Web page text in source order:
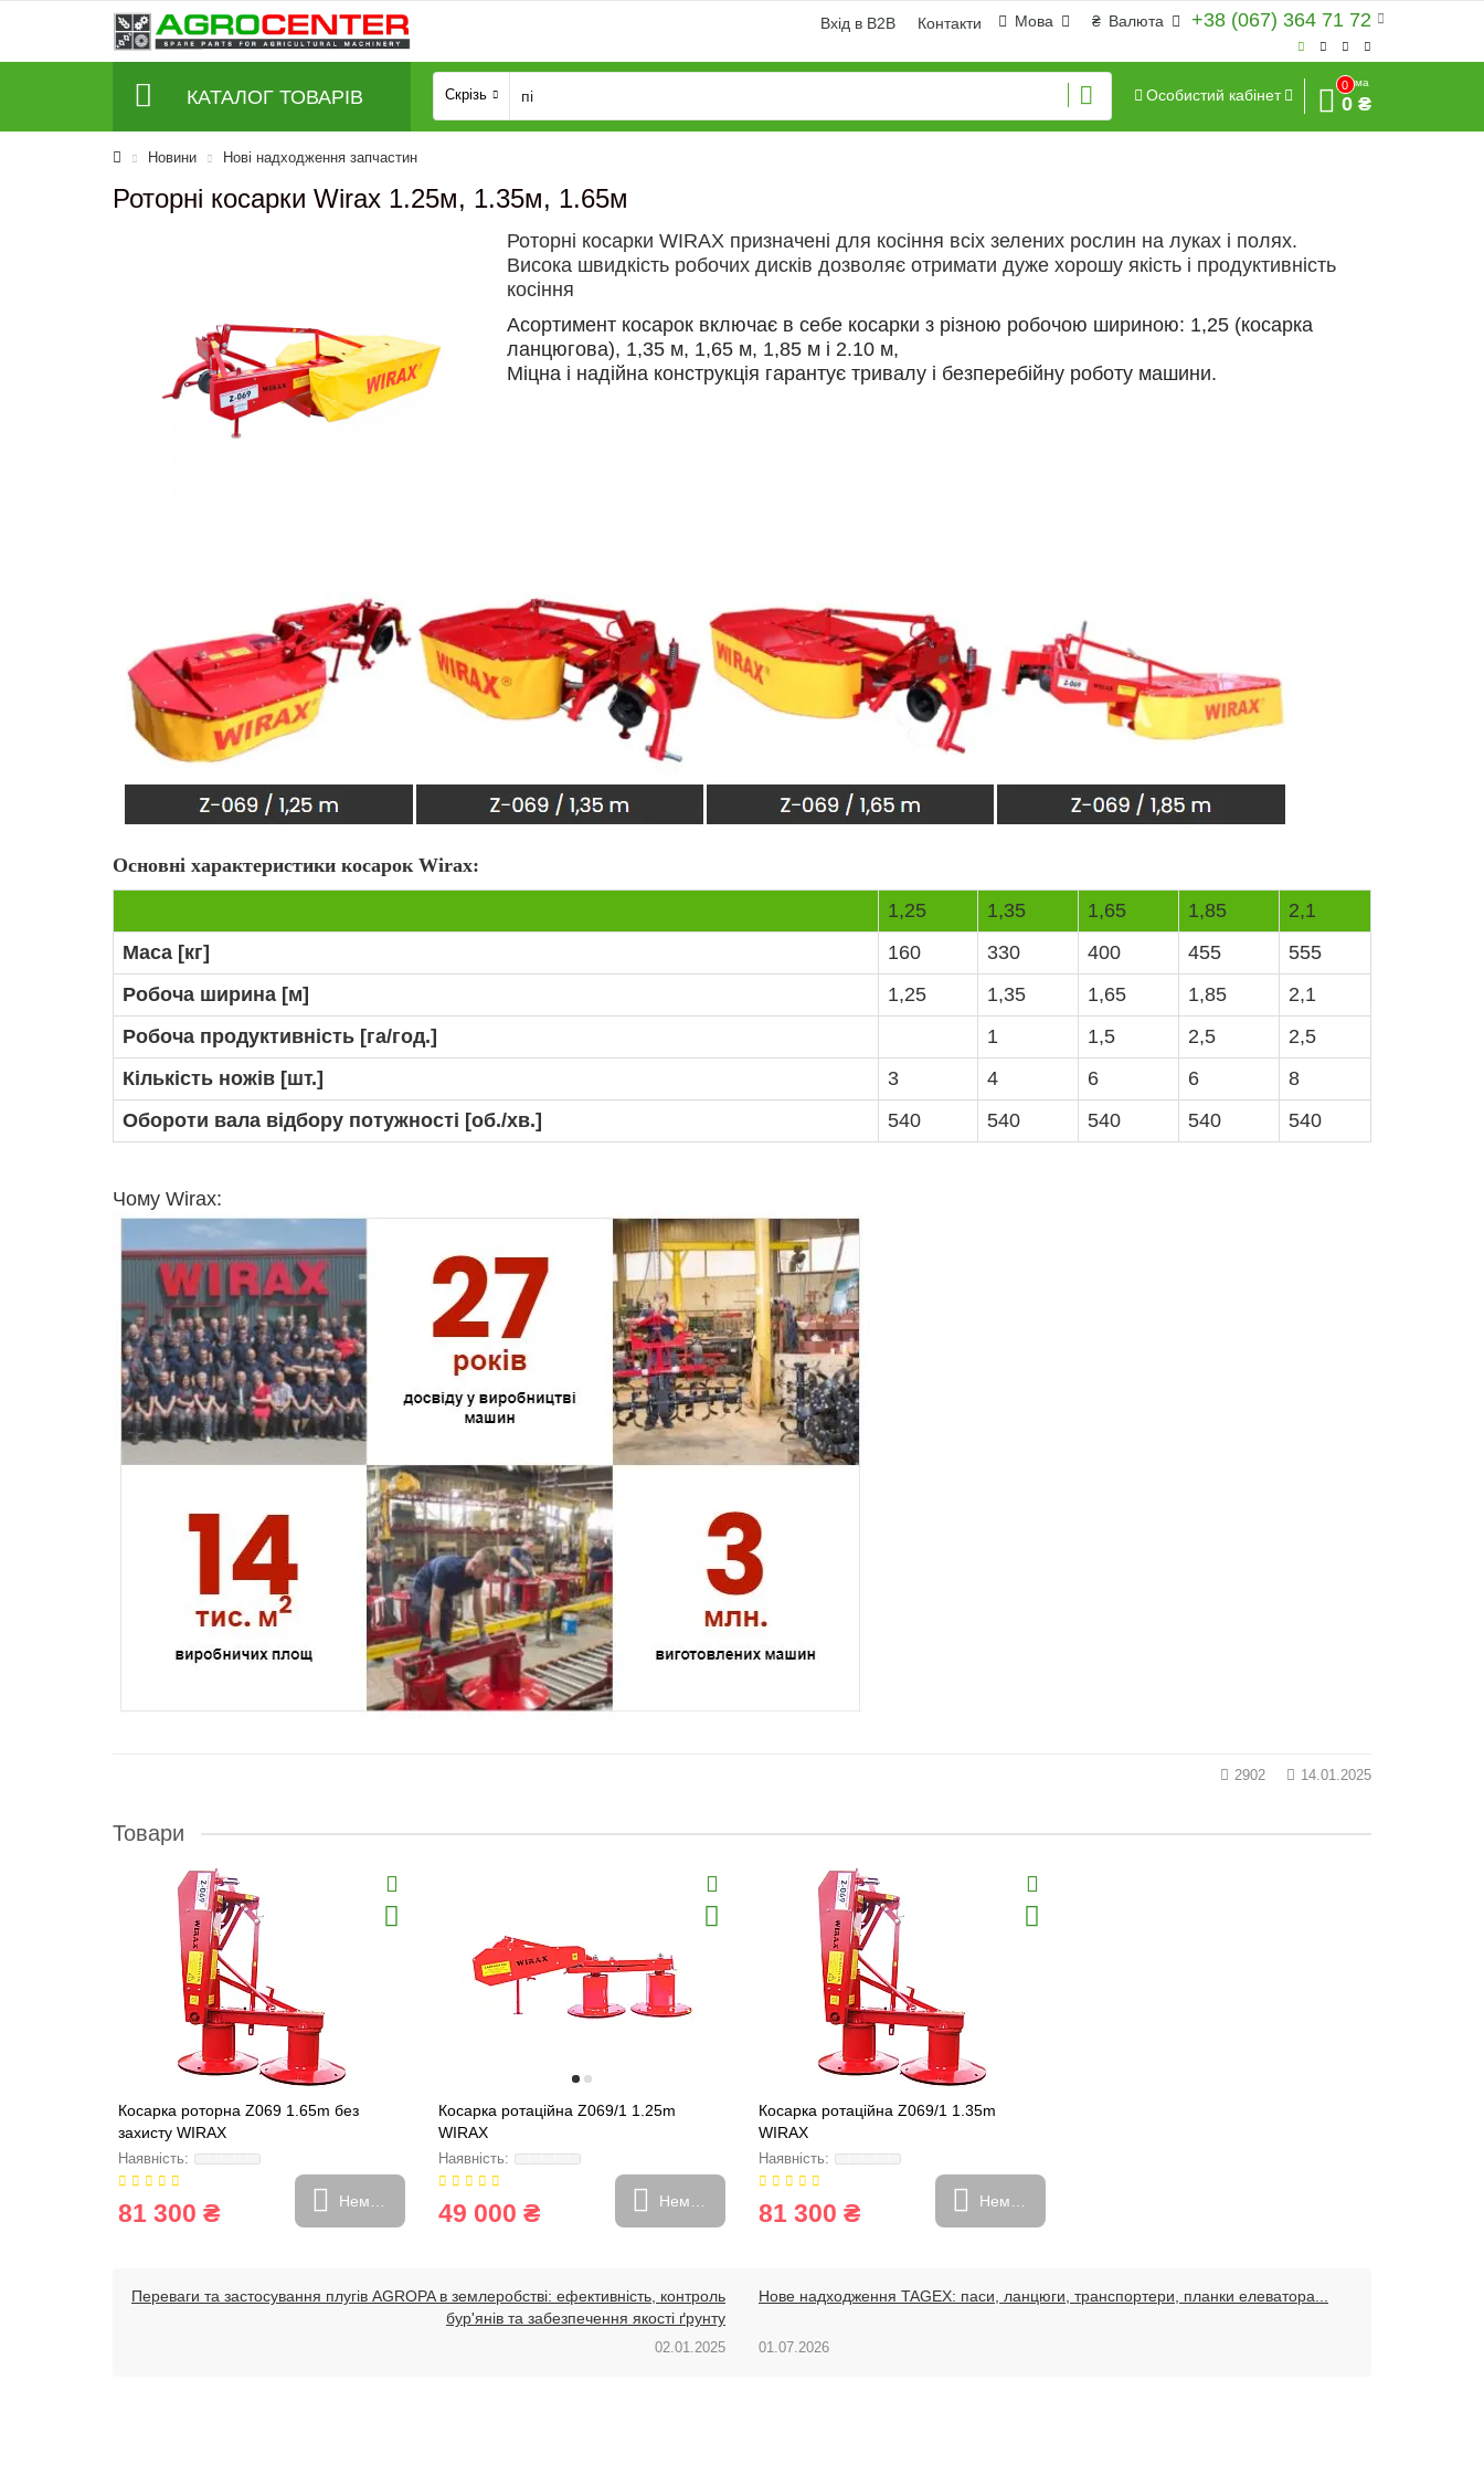
+38 (067) 364 71 72
₴ Валюта
Мова
Вхід в B2B Контакти
КАТАЛОГ ТОВАРІВ Скрізь Особистий кабінет
0
Сума
0 ₴
Новини Нові надходження запчастин
Роторні косарки Wirax 1.25м, 1.35м, 1.65м
Роторні косарки WIRAX призначені для косіння всіх зелених рослин на луках і полях.
Висока швидкість робочих дисків дозволяє отримати дуже хорошу якість і продуктивність
косіння
Асортимент косарок включає в себе косарки з різною робочою шириною: 1,25 (косарка
ланцюгова), 1,35 м, 1,65 м, 1,85 м і 2.10 м,
Міцна і надійна конструкція гарантує тривалу і безперебійну роботу машини.
Основні характеристики косарок Wirax:
1,25 1,35 1,65 1,85
2,1
Маса [кг]
160 330 400 455
555
Робоча ширина [м]
1,25 1,35 1,65 1,85
2,1
Робоча продуктивність [га/год.]
1 1,5 2,5
2,5
Кількість ножів [шт.]
3 4 6 6
8
Обороти вала відбору потужності [об./хв.]
540 540 540 540 540
Чому Wirax:
2902 14.01.2025
Товари
Косарка роторна Z069 1.65m без
захисту WIRAX
81 300 ₴ Немає в наявності
Косарка ротаційна Z069/1 1.25m
WIRAX
49 000 ₴ Немає в наявності
Косарка ротаційна Z069/1 1.35m
WIRAX
81 300 ₴ Немає в наявності
Переваги та застосування плугів AGROPA в землеробстві: ефективність, контроль
бур'янів та забезпечення якості ґрунту
02.01.2025
Нове надходження TAGEX: паси, ланцюги, транспортери, планки елеватора...
01.07.2026